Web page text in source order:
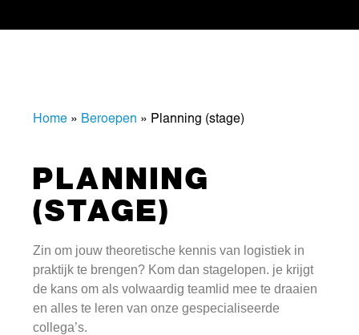
Home » Beroepen » Planning (stage)
PLANNING
(STAGE)
Zin om jouw theoretische kennis van logistiek in
praktijk te brengen? Kom dan stagelopen. je krijgt
de kans om als volwaardig teamlid mee te draaien
en alles te leren van onze gespecialiseerde
collega’s.